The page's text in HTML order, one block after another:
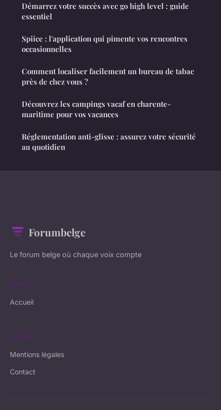
Démarrez votre succès avec go high level : guide
essentiel
Spiice : l'application qui pimente vos rencontres
occasionnelles
Comment localiser facilement un bureau de tabac
près de chez vous ?
Découvrez les campings vacaf en charente-
maritime pour vos vacances
Réglementation anti-glisse : assurez votre sécurité
au quotidien
Forumbelge
Le forum belge où chaque voix compte
LIENS
Accueil
LÉGAL
Mentions légales
Contact